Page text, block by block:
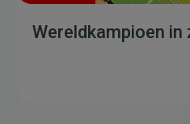
Wereldkampioen in